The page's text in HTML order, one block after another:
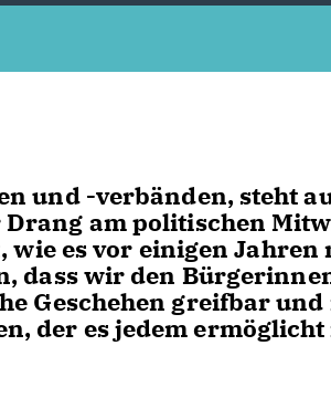
und -verbänden, steht
am politischen
es vor einigen Jahren
dass wir den
Geschehen greifbar
der es jedem